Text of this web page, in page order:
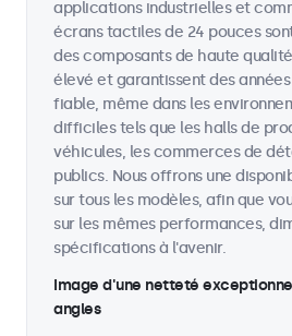
applications industrielles et
écrans tactiles de 24 pouces
des composants de haute
élevé et garantissent des
fiable, même dans les
difficiles tels que les halls de
véhicules, les commerces de
publics. Nous offrons une
sur tous les modèles, afin que
sur les mêmes performances,
spécifications à l'avenir.
Image d'une netteté
angles